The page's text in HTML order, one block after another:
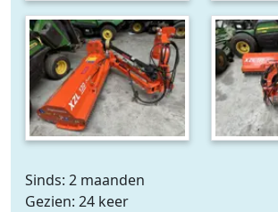
Sinds: 2 maanden
Gezien: 24 keer